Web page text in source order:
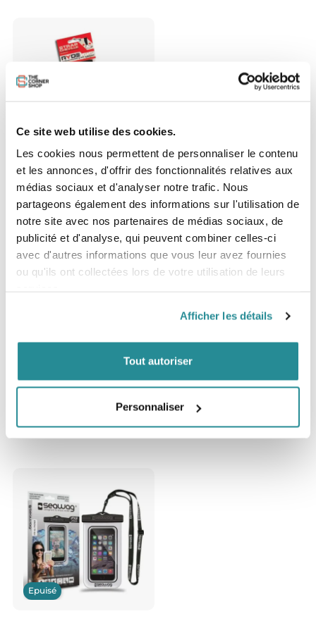
Ce site web utilise des cookies.
Les cookies nous permettent de personnaliser le contenu
et les annonces, d'offrir des fonctionnalités relatives aux
médias sociaux et d'analyser notre trafic. Nous
partageons également des informations sur l'utilisation de
notre site avec nos partenaires de médias sociaux, de
publicité et d'analyse, qui peuvent combiner celles-ci
avec d'autres informations que vous leur avez fournies
ou qu'ils ont collectées lors de votre utilisation de leurs
Afficher les détails
Tout autoriser
Personnaliser
Ryde Strap Cheville
Prix
After Poncho Waves Anthra
Epuisé